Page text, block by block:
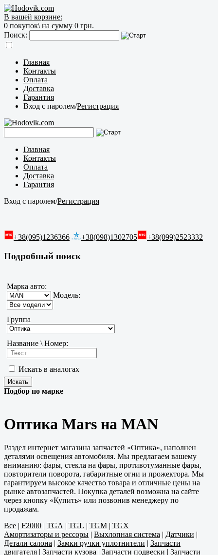
В вашей корзине:
0 покупок\ на сумму 0 грн.
Поиск:
Главная
Контакты
Оплата
Доставка
Гарантия
Вход с паролем/Регистрация
Главная
Контакты
Оплата
Доставка
Гарантия
Вход с паролем/Регистрация
+38(095)1236366 +38(098)1302705 +38(099)2523332
Подробный поиск
Марка авто:
Модель:
Группа
Название \ Номер:
Искать в аналогах
Подбор по марке
Оптика Mars на MAN
Раздел интернет магазина запчастей «Оптика», наполнен
деталями освещения автомобиля. Мы предлагаем вашему
вниманию: фары, стекла на фары, противотуманные фары,
повторители поворота, габаритные огни и прожектора. Мы
гарантируем высокое качество товара и отличные цены на
рынке автозапчастей. Покупка деталей возможна на сайте
через кнопку «Купить» или позвонив менеджеру по
продажам.
Все | F2000 | TGA | TGL | TGM | TGX
Амортизаторы и рессоры | Выхлопная система | Датчики |
Детали салона | Замки ручки уплотнители | Запчасти
двигателя | Запчасти кузова | Запчасти подвески | Запчасти